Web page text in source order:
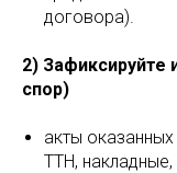
договора).
2) Зафиксируйте
спор)
акты
ТТН,